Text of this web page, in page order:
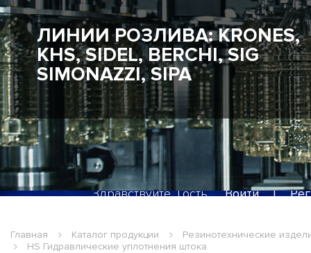
ЛИНИИ РОЗЛИВА: KRONES,
KHS, SIDEL, BERCHI, SIG
SIMONAZZI, SIPA
Здравствуйте, Гость Войти|
Главная Каталог продукции
Резинотехнические
HS Гидравлические уплотнения штока